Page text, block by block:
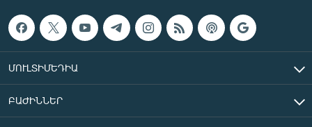
ՄՈՒԼՏԻՄԵԴԻԱ
ԲԱԺԻՆՆԵՐ